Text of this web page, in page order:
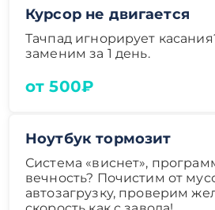
Курсор не двигается
Тачпад игнорирует
заменим за 1 день.
от 500₽
Ноутбук тормозит
Система «виснет»,
вечность? Почистим от
автозагрузку, проверим